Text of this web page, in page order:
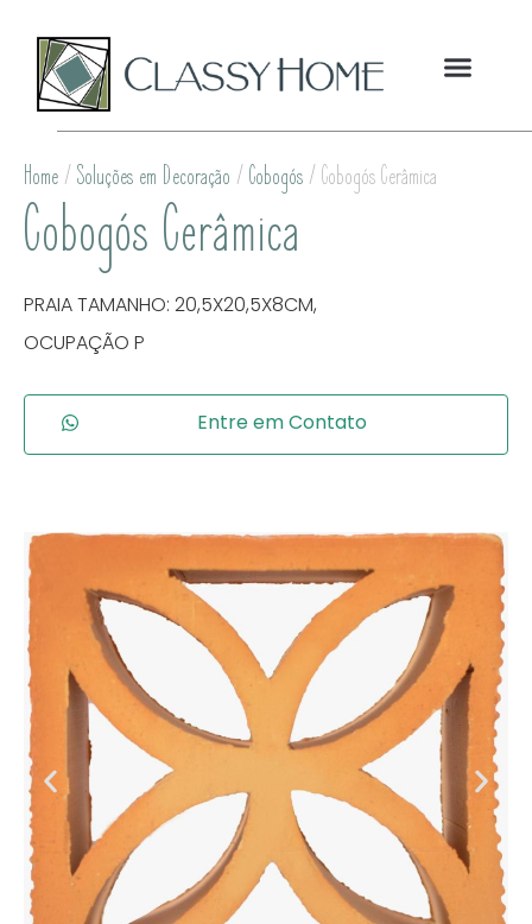
Home / Soluções em Decoração / Cobogós / Cobogós Cerâmica
Cobogós Cerâmica
PRAIA TAMANHO: 20,5X20,5X8CM,
OCUPAÇÃO P
Entre em Contato